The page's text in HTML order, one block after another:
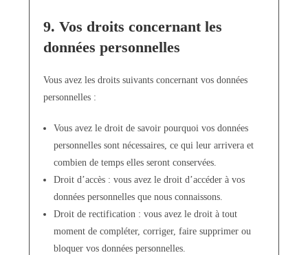
9. Vos droits concernant les
données personnelles
Vous avez les droits suivants concernant vos données
personnelles :
Vous avez le droit de savoir pourquoi vos données
personnelles sont nécessaires, ce qui leur arrivera et
combien de temps elles seront conservées.
Droit d’accès : vous avez le droit d’accéder à vos
données personnelles que nous connaissons.
Droit de rectification : vous avez le droit à tout
moment de compléter, corriger, faire supprimer ou
bloquer vos données personnelles.